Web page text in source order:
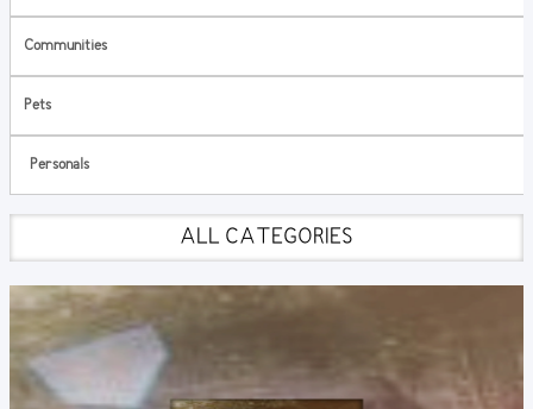
Communities
Pets
Personals
ALL CATEGORIES